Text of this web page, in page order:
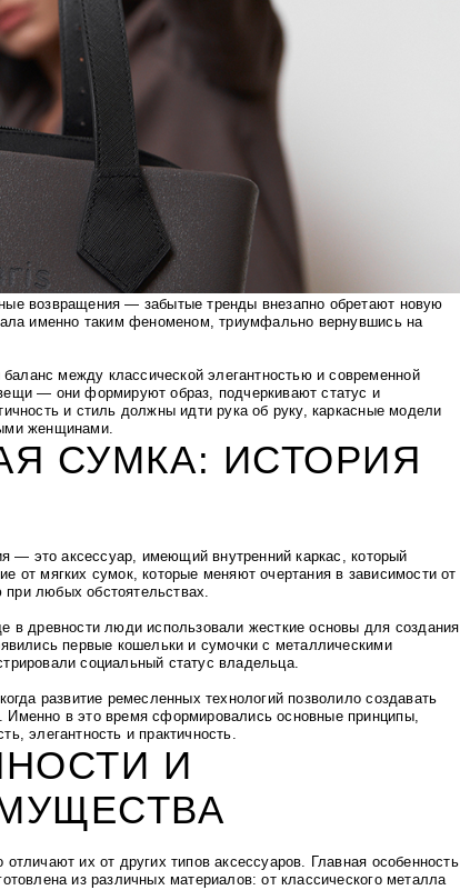
возвращения — забытые тренды внезапно обретают новую
именно таким феноменом, триумфально вернувшись на
между классической элегантностью и современной
— они формируют образ, подчеркивают статус и
и стиль должны идти рука об руку, каркасные модели
женщинами.
СУМКА: ИСТОРИЯ
— это аксессуар, имеющий внутренний каркас, который
от мягких сумок, которые меняют очертания в зависимости от
любых обстоятельствах.
в древности люди использовали жесткие основы для создания
первые кошельки и сумочки с металлическими
социальный статус владельца.
развитие ремесленных технологий позволило создавать
Именно в это время сформировались основные принципы,
элегантность и практичность.
И
их от других типов аксессуаров. Главная особенность
из различных материалов: от классического металла